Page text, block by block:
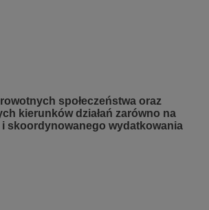
społeczeństwa oraz
kierunków działań zarówno na
skoordynowanego wydatkowania